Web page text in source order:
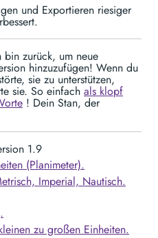
und Exportieren riesiger
bin zurück, um neue
hinzuzufügen! Wenn du
sie zu unterstützen,
sie. So einfach als klopf
! Dein Stan, der
1.9
(Planimeter).
Imperial, Nautisch.
zu großen Einheiten.